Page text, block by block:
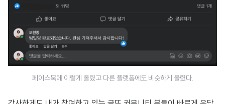
페이스북에 이렇게 올렸고 다른 플랫폼에도 비슷하게 올렸다.